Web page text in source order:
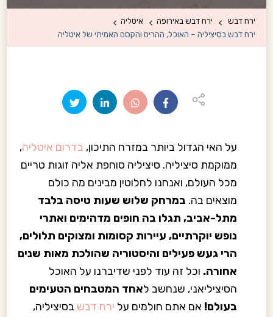
ירח דבש ירח דבש באירופה
איטליה
ירח דבש בסיציליה – האוכל, ההרים והקסם האמיתי של איטליה
על האי הגדול ביותר במזרח התיכון, בדרום איטליה,
ממוקמת סיציליה. סיציליה סוחפת אליה זוגות טריים
מכל העולם, ואנחנו לחלוטין מבינים מה כולם
מוצאים בה. במרחק שלוש שעות טיסה בלבד
מתל-אביב, תגלו בה חופים מדהימים ואתרי
נופש יוקרתיים, עיירות קסומות ומצוקים תלולים,
הרי געש פעילים והיסטוריה שהולכת מאות שנים
אחורה. וכל זה עוד לפני שדיברנו על האוכל
הסיציליאני, שנחשב לאחד המטבחים הטעימים
בעולם! אם אתם חולמים על ירח דבש בסיציליה,